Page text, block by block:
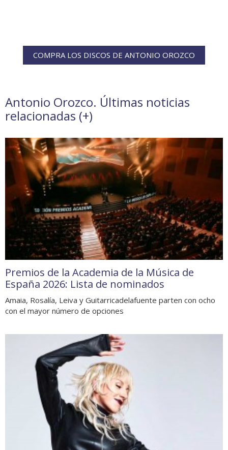
COMPRA LOS DISCOS DE ANTONIO OROZCO
Antonio Orozco. Últimas noticias
relacionadas (+)
Premios de la Academia de la Música de
España 2026: Lista de nominados
Amaia, Rosalía, Leiva y Guitarricadelafuente parten con ocho
con el mayor número de opciones